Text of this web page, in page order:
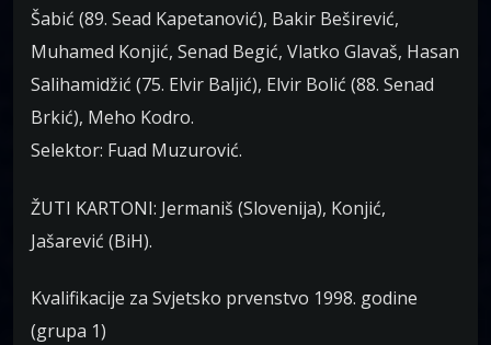
Šabić (89. Sead Kapetanović), Bakir Beširević,
Muhamed Konjić, Senad Begić, Vlatko Glavaš, Hasan
Salihamidžić (75. Elvir Baljić), Elvir Bolić (88. Senad
Brkić), Meho Kodro.
Selektor: Fuad Muzurović.
ŽUTI KARTONI: Jermaniš (Slovenija), Konjić,
Jašarević (BiH).
Kvalifikacije za Svjetsko prvenstvo 1998. godine
(grupa 1)